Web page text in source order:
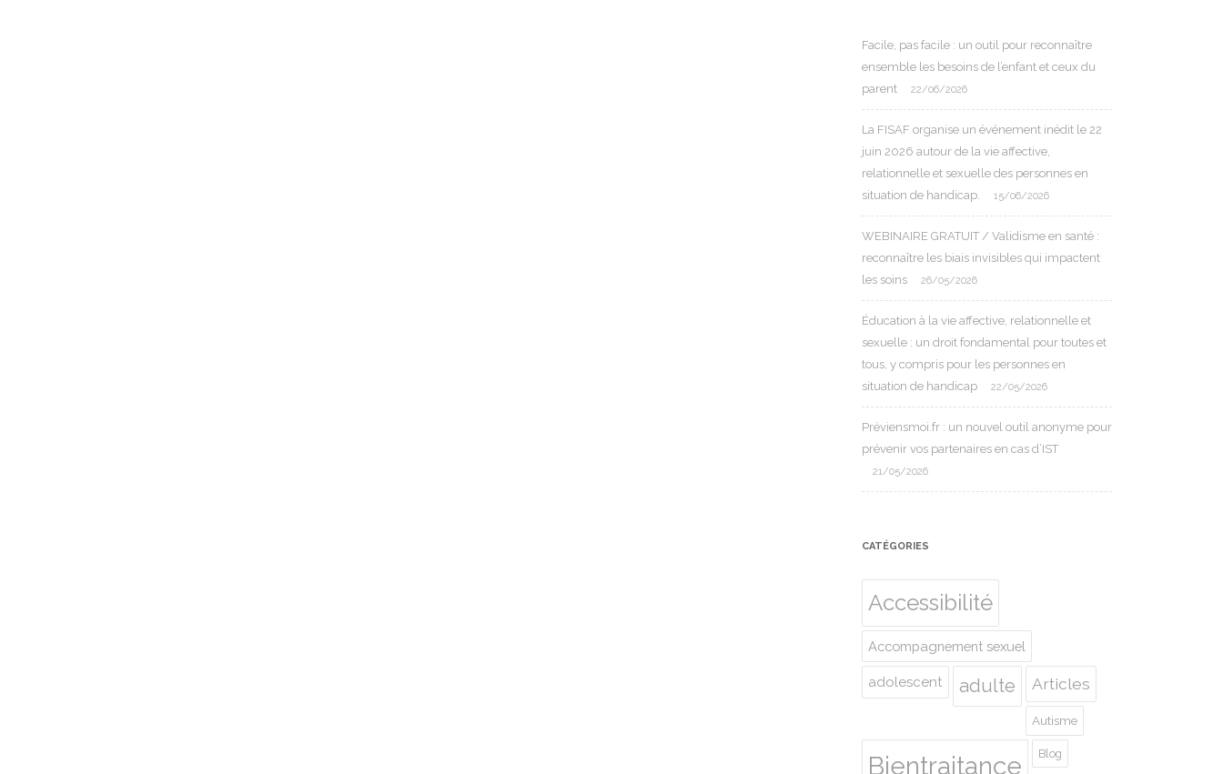
Facile, pas facile : un outil pour reconnaître
ensemble les besoins de l’enfant et ceux du
parent
22/06/2026
La FISAF organise un événement inédit le 22
juin 2026 autour de la vie affective,
relationnelle et sexuelle des personnes en
situation de handicap.
15/06/2026
WEBINAIRE GRATUIT / Validisme en santé :
reconnaître les biais invisibles qui impactent
les soins
26/05/2026
Éducation à la vie affective, relationnelle et
sexuelle : un droit fondamental pour toutes et
tous, y compris pour les personnes en
situation de handicap
22/05/2026
Préviensmoi.fr : un nouvel outil anonyme pour
prévenir vos partenaires en cas d’IST
21/05/2026
CATÉGORIES
Accessibilité
Accompagnement sexuel
adolescent adulte Articles
Autisme
Bientraitance Blog